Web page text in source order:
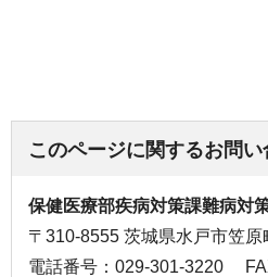
このページに関するお問い
保健医療部疾病対策課難病対
〒310-8555 茨城県水戸市笠原
電話番号：029-301-3220